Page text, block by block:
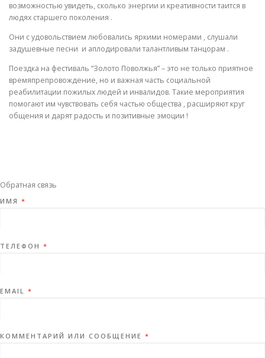
возможностью увидеть, сколько энергии и креативности таится в
людях старшего поколения .
Они с удовольствием любовались яркими номерами , слушали
задушевные песни и аплодировали талантливым танцорам .
Поездка на фестиваль “Золото Поволжья” – это не только приятное
времяпрепровождение, но и важная часть социальной
реабилитации пожилых людей и инвалидов. Такие мероприятия
помогают им чувствовать себя частью общества , расширяют круг
общения и дарят радость и позитивные эмоции !
Обратная связь
ИМЯ *
ТЕЛЕФОН *
EMAIL *
КОММЕНТАРИЙ ИЛИ СООБЩЕНИЕ *